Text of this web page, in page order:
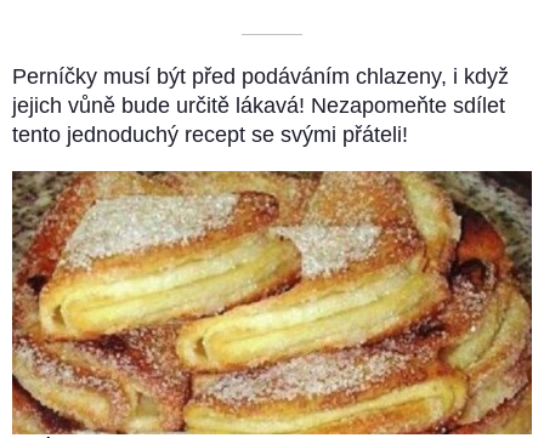
––––––––––
Perníčky musí být před podáváním chlazeny, i když
jejich vůně bude určitě lákavá! Nezapomeňte sdílet
tento jednoduchý recept se svými přáteli!